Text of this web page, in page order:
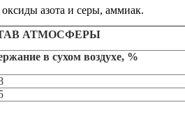
азота и серы, аммиак.
АТМОСФЕРЫ
в сухом воздухе, %